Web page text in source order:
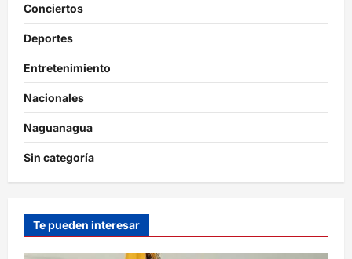
Conciertos
Deportes
Entretenimiento
Nacionales
Naguanagua
Sin categoría
Te pueden interesar